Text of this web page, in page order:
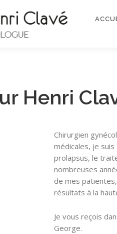
Henri
Chirurgien
médicales, je
prolapsus, le
nombreuses
de mes
résultats à la
Je vous reçois
George.